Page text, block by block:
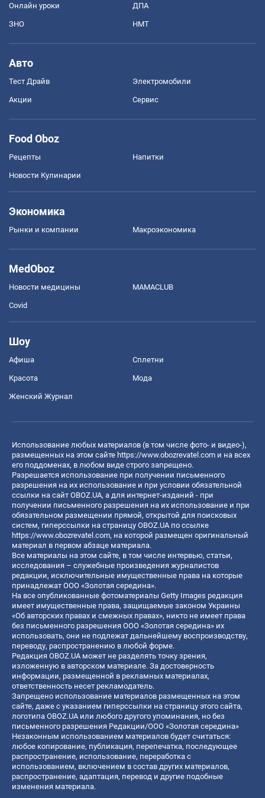
Онлайн уроки ДПА
ЗНО НМТ
Авто
Тест Драйв Электромобили
Акции Сервис
Food Oboz
Рецепты Напитки
Новости Кулинарии
Экономика
Рынки и компании Mакроэкономика
MedOboz
Новости медицины MAMACLUB
Covid
Шоу
Афиша Сплетни
Красота Мода
Женский Журнал
Использование любых материалов (в том числе фото- и видео-),
размещенных на этом сайте https://www.obozrevatel.com и на всех
его поддоменах, в любом виде строго запрещено.
Разрешается использование при получении письменного
разрешения на их использование и при условии обязательной
ссылки на сайт OBOZ.UA, а для интернет-изданий - при
получении письменного разрешения на их использование и при
обязательном размещении прямой, открытой для поисковых
систем, гиперссылки на страницу OBOZ.UA по ссылке
https://www.obozrevatel.com, на которой размещен оригинальный
материал в первом абзаце материала.
Все материалы на этом сайте, в том числе интервью, статьи,
исследования – служебные произведения журналистов
редакции, исключительные имущественные права на которые
принадлежат ООО «Золотая середина».
На все опубликованные фотоматериалы Getty Images редакция
имеет имущественные права, защищаемые законом Украины
«Об авторских правах и смежных правах», никто не имеет права
без письменного разрешения ООО «Золотая середина» их
использовать, они не подлежат дальнейшему воспроизводству,
переводу, распространению в любой форме.
Редакция OBOZ.UA может не разделять точку зрения,
изложенную в авторском материале. За достоверность
информации, размещенной в рекламных материалах,
ответственность несет рекламодатель.
Запрещено использование материалов размещенных на этом
сайте, даже с указанием гиперссылки на страницу этого сайта,
логотипа OBOZ.UA или любого другого упоминания, но без
письменного разрешения Редакции/ООО «Золотая середина»
Незаконным использованием материалов будет считаться:
любое копирование, публикация, перепечатка, последующее
распространение, использование, переработка с
использованием, включением в состав других материалов,
распространение, адаптация, перевод и другие подобные
изменения материала.